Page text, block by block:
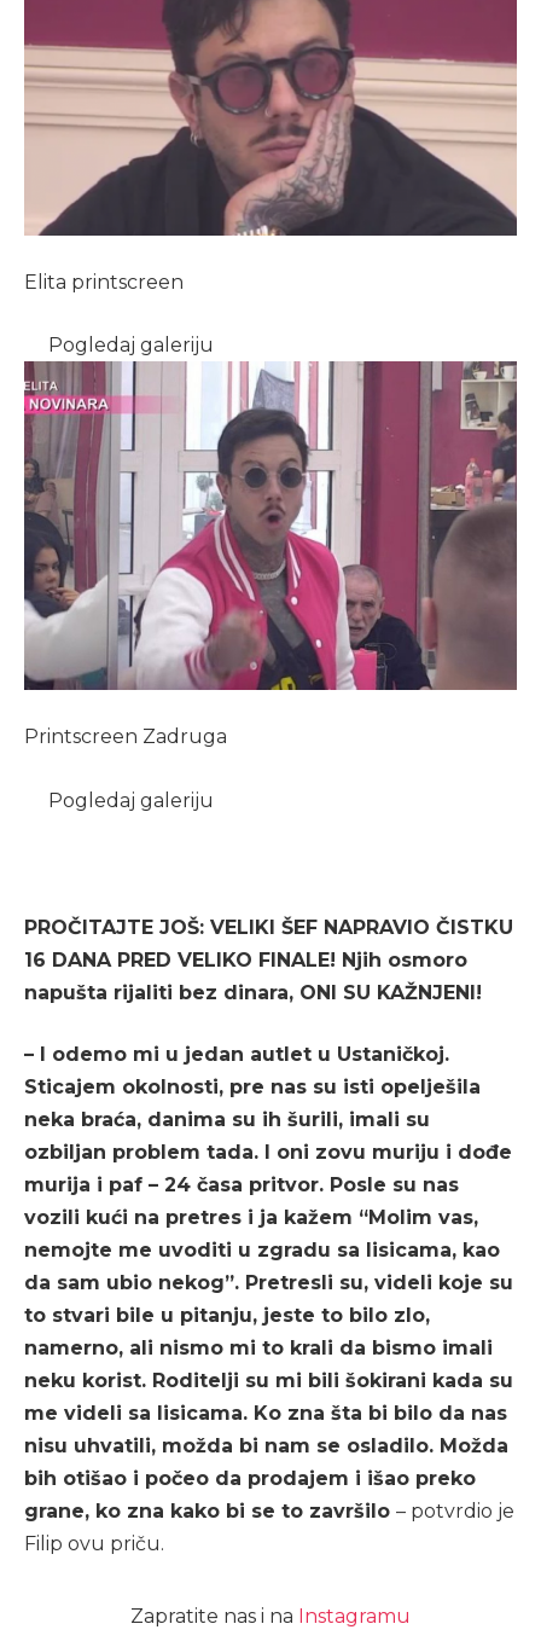
Elita printscreen
Pogledaj galeriju
Printscreen Zadruga
Pogledaj galeriju
PROČITAJTE JOŠ: VELIKI ŠEF NAPRAVIO ČISTKU
16 DANA PRED VELIKO FINALE! Njih osmoro
napušta rijaliti bez dinara, ONI SU KAŽNJENI!
– I odemo mi u jedan autlet u Ustaničkoj.
Sticajem okolnosti, pre nas su isti opelješila
neka braća, danima su ih šurili, imali su
ozbiljan problem tada. I oni zovu muriju i dođe
murija i paf – 24 časa pritvor. Posle su nas
vozili kući na pretres i ja kažem “Molim vas,
nemojte me uvoditi u zgradu sa lisicama, kao
da sam ubio nekog”. Pretresli su, videli koje su
to stvari bile u pitanju, jeste to bilo zlo,
namerno, ali nismo mi to krali da bismo imali
neku korist. Roditelji su mi bili šokirani kada su
me videli sa lisicama. Ko zna šta bi bilo da nas
nisu uhvatili, možda bi nam se osladilo. Možda
bih otišao i počeo da prodajem i išao preko
grane, ko zna kako bi se to završilo – potvrdio je
Filip ovu priču.
Zapratite nas i na Instagramu